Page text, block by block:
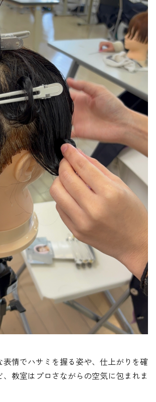
表情でハサミを握る姿や、仕上がりを確
教室はプロさながらの空気に包まれま